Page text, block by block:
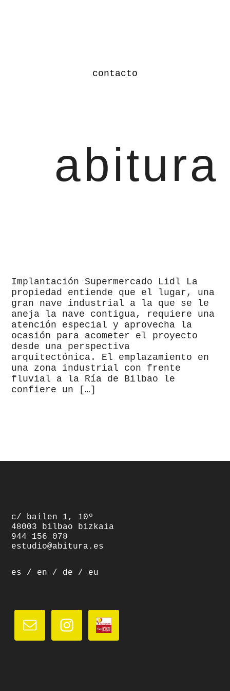
contacto
abitura
Implantación Supermercado Lidl La
propiedad entiende que el lugar, una
gran nave industrial a la que se le
aneja la nave contigua, requiere una
atención especial y aprovecha la
ocasión para acometer el proyecto
desde una perspectiva
arquitectónica. El emplazamiento en
una zona industrial con frente
fluvial a la Ría de Bilbao le
confiere un […]
c/ bailen 1, 10º
48003 bilbao bizkaia
944 156 078
estudio@abitura.es
es / en / de / eu